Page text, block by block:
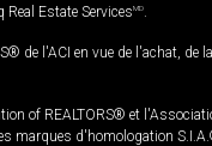
Estate ServicesMD
l'ACI en vue de l'achat, de
of REALTORS® et
marques d'homologation